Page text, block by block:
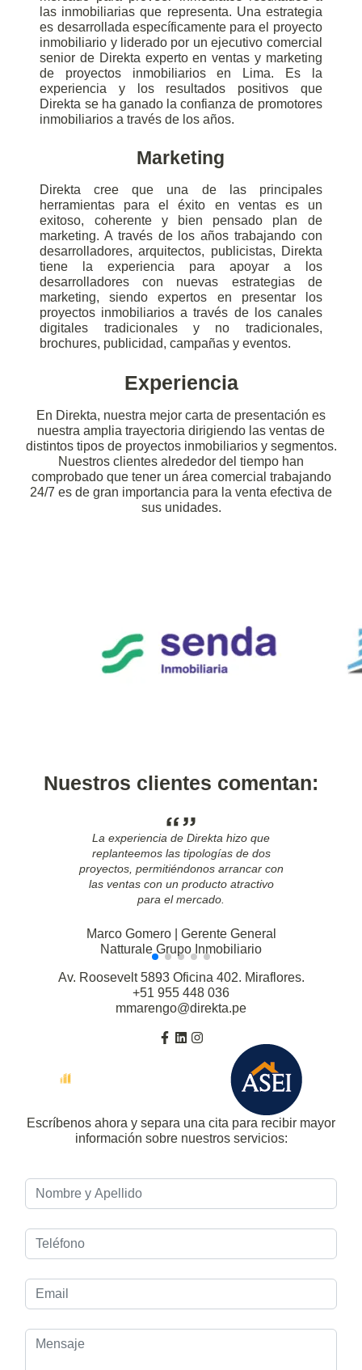
las inmobiliarias que representa. Una estrategia
es desarrollada específicamente para el proyecto
inmobiliario y liderado por un ejecutivo comercial
senior de Direkta experto en ventas y marketing
de proyectos inmobiliarios en Lima. Es la
experiencia y los resultados positivos que
Direkta se ha ganado la confianza de promotores
inmobiliarios a través de los años.
Marketing
Direkta cree que una de las principales
herramientas para el éxito en ventas es un
exitoso, coherente y bien pensado plan de
marketing. A través de los años trabajando con
desarrolladores, arquitectos, publicistas, Direkta
tiene la experiencia para apoyar a los
desarrolladores con nuevas estrategias de
marketing, siendo expertos en presentar los
proyectos inmobiliarios a través de los canales
digitales tradicionales y no tradicionales,
brochures, publicidad, campañas y eventos.
Experiencia
En Direkta, nuestra mejor carta de presentación es
nuestra amplia trayectoria dirigiendo las ventas de
distintos tipos de proyectos inmobiliarios y segmentos.
Nuestros clientes alrededor del tiempo han
comprobado que tener un área comercial trabajando
24/7 es de gran importancia para la venta efectiva de
sus unidades.
Nuestros clientes comentan:
La experiencia de Direkta hizo que
replanteemos las tipologías de dos
proyectos, permitiéndonos arrancar con
las ventas con un producto atractivo
para el mercado.
Marco Gomero | Gerente General
Natturale Grupo Inmobiliario
Av. Roosevelt 5893 Oficina 402. Miraflores.
+51 955 448 036
mmarengo@direkta.pe
Escríbenos ahora y separa una cita para recibir mayor
información sobre nuestros servicios: